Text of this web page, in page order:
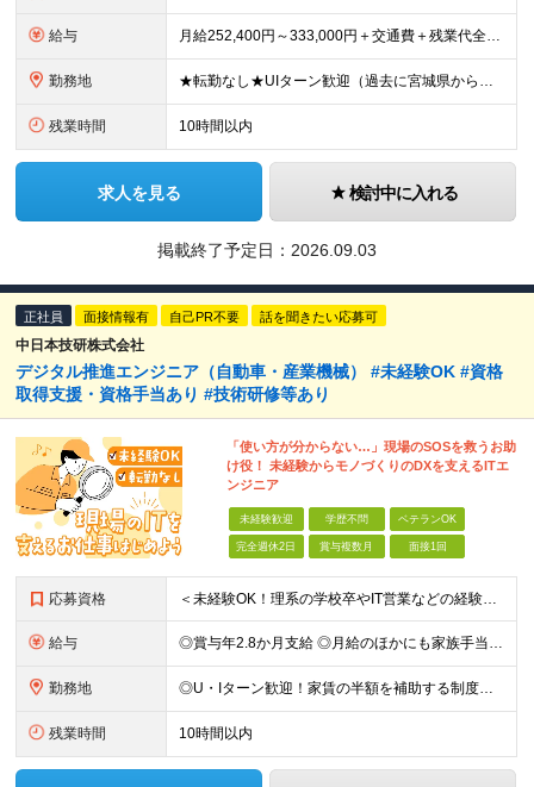
給与 月給252,400円～333,000円＋交通費＋残業代全額＋家族手当＋出張手当など ※経験やスキルを考慮して決定いたします ※残業代は別途全額支給いたします ※試用期間6カ月あり（期間中の給与・待遇
勤務地 ★転勤なし★UIターン歓迎（過去に宮城県からの移住実績あり） 【横浜ラボ】神奈川県横浜市西区戸部町3-50 イイダビル 1F ※(変更の範囲)上記を除く当社関連勤務地
残業時間 10時間以内
求人を見る 検討中に入れる
掲載終了予定日： 2026.09.03
正社員 面接情報有 自己PR不要 話を聞きたい応募可
中日本技研株式会社
デジタル推進エンジニア（自動車・産業機械） #未経験OK #資格
取得支援・資格手当あり #技術研修等あり
「使い方が分からない…」現場のSOSを救うお助
け役！ 未経験からモノづくりのDXを支えるITエ
ンジニア
未経験歓迎 学歴不問 ベテランOK
完全週休2日 賞与複数月 面接1回
応募資格 ＜未経験OK！理系の学校卒やIT営業などの経験がある方歓迎＞ ★カジュアル面談実施中！ ■学歴不問 ■普通自動車免許（AT限定可）をお持ちの方 ≪こんな方にピッタリ≫ □ 人の役に立つことが好き、
給与 ◎賞与年2.8か月支給 ◎月給のほかにも家族手当や資格手当、家賃補助など嬉しい手当てが充実！ 月給：24万円～35万円＋交通費＋賞与年2回 ※経験・能力・年齢などを考慮の上、当社規定により決定しま
勤務地 ◎U・Iターン歓迎！家賃の半額を補助する制度も完備 ◎勤務先は愛知県内の各プロジェクト先です。 通勤のしやすさを考慮して決定します。 ■本社 愛知県名古屋市中区千代田2-10-31 ※実際の勤務
残業時間 10時間以内